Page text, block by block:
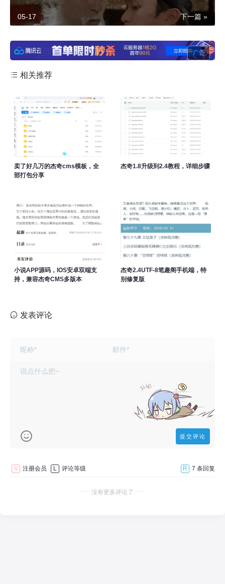
下一篇 »
05-17
广告
相关推荐
卖了好几万的杰奇cms模板，全
部打包分享
杰奇1.8升级到2.4教程，详细步骤
小说APP源码，IOS安卓双端支
持，兼容杰奇CMS多版本
杰奇2.4UTF-8笔趣阁手机端，特
别修复版
发表评论
V 注册会员 L 评论等级 R 7 条回复
没有更多评论了